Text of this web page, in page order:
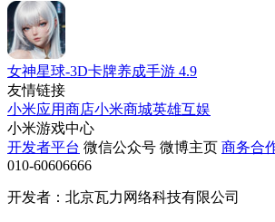
女神星球-3D卡牌养成手游 4.9
友情链接
小米应用商店小米商城英雄互娱
小米游戏中心
开发者平台 微信公众号 微博主页 商务合
010-60606666
开发者：北京瓦力网络科技有限公司